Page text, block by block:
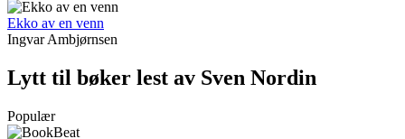
Ekko av en venn
Ingvar Ambjørnsen
Lytt til bøker lest av Sven Nordin
Populær